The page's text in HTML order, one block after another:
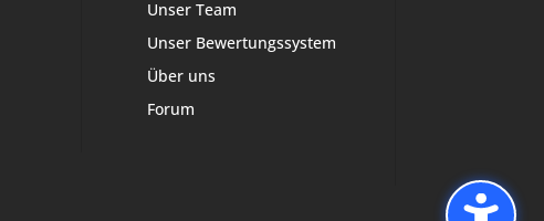
Unser Team
Unser Bewertungssystem
Über uns
Forum